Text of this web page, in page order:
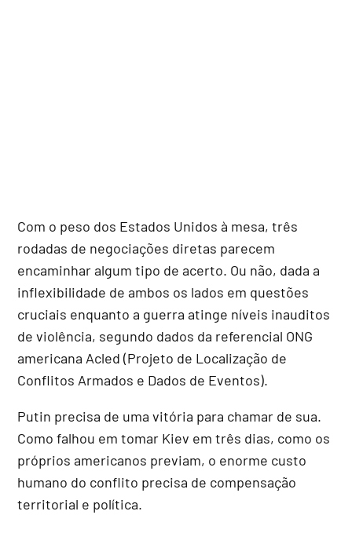
Com o peso dos Estados Unidos à mesa, três
rodadas de negociações diretas parecem
encaminhar algum tipo de acerto. Ou não, dada a
inflexibilidade de ambos os lados em questões
cruciais enquanto a guerra atinge níveis inauditos
de violência, segundo dados da referencial ONG
americana Acled (Projeto de Localização de
Conflitos Armados e Dados de Eventos).
Putin precisa de uma vitória para chamar de sua.
Como falhou em tomar Kiev em três dias, como os
próprios americanos previam, o enorme custo
humano do conflito precisa de compensação
territorial e política.